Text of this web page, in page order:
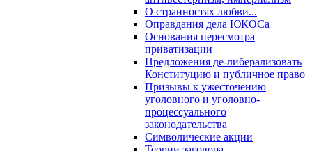
О странностях любви...
Оправдания дела ЮКОСа
Основания пересмотра
приватизации
Предложения де-либерализовать
Конституцию и публичное право
Призывы к ужесточению
уголовного и уголовно-
процессуального
законодательства
Символические акции